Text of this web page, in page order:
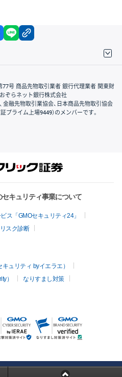
X facebook
77号 商品先物取引業者 銀行代理業者 関東財
おぞらネット銀行株式会社
金融先物取引業協会、日本商品先物取引協会
プライム上場9449）のメンバーです。
キュリティ事業について
ス「GMOセキュリティ24」
スク診断
ュリティ byイエラエ）
）
なりすまし対策